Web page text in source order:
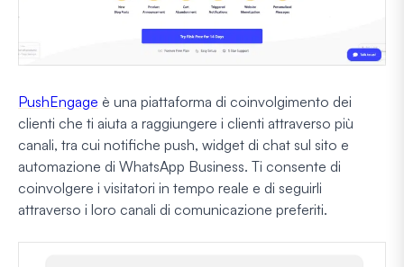
PushEngage è una piattaforma di coinvolgimento dei
clienti che ti aiuta a raggiungere i clienti attraverso più
canali, tra cui notifiche push, widget di chat sul sito e
automazione di WhatsApp Business. Ti consente di
coinvolgere i visitatori in tempo reale e di seguirli
attraverso i loro canali di comunicazione preferiti.